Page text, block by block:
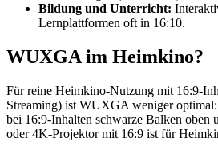
Bildung und Unterricht:
Lernplattformen oft in 16:10.
WUXGA im Heimkino?
Für reine Heimkino-Nutzung mit 16:9-
Streaming) ist WUXGA weniger
bei 16:9-Inhalten schwarze Balken
oder 4K-Projektor mit 16:9 ist für